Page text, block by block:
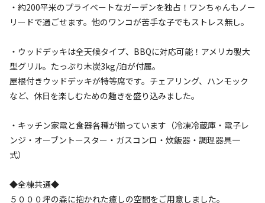
・約200平米のプライベートなガーデンを独占！ワンちゃんもノー
リードで過ごせます。他のワンコが苦手な子でもストレス無し。
・ウッドデッキは全天候タイプ、BBQに対応可能！アメリカ製大
型グリル。たっぷり木炭3kg/泊が付属。
屋根付きウッドデッキが特等席です。チェアリング、ハンモック
など、休日を楽しむための趣きを盛り込みました。
・キッチン家電と食器各種が揃っています（冷凍冷蔵庫・電子レ
ンジ・オーブントースター・ガスコンロ・炊飯器・調理器具一
式）
◆全棟共通◆
５０００坪の森に抱かれた癒しの空間をご用意しました。
定員: 2名 面積: 60m² 寝室 2室 寝具: 4組 浴室: 1室
料金目安： 34,000
詳細・空き確認